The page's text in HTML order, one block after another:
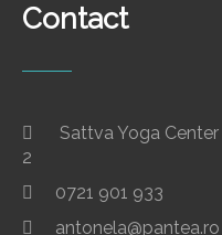
Contact
Sattva Yoga Center
2
0721 901 933
antonela@pantea.ro